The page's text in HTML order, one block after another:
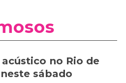
no Rio de
sábado